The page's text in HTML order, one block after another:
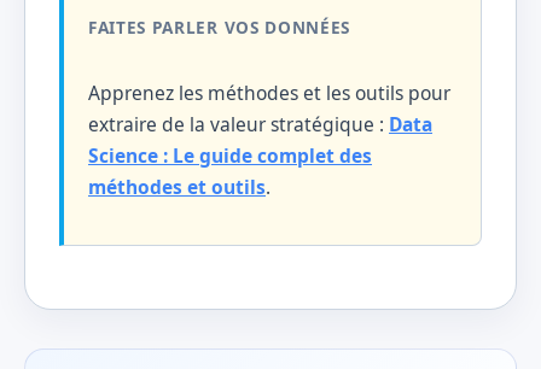
FAITES PARLER VOS DONNÉES
Apprenez les méthodes et les outils pour
extraire de la valeur stratégique : Data
Science : Le guide complet des
méthodes et outils.